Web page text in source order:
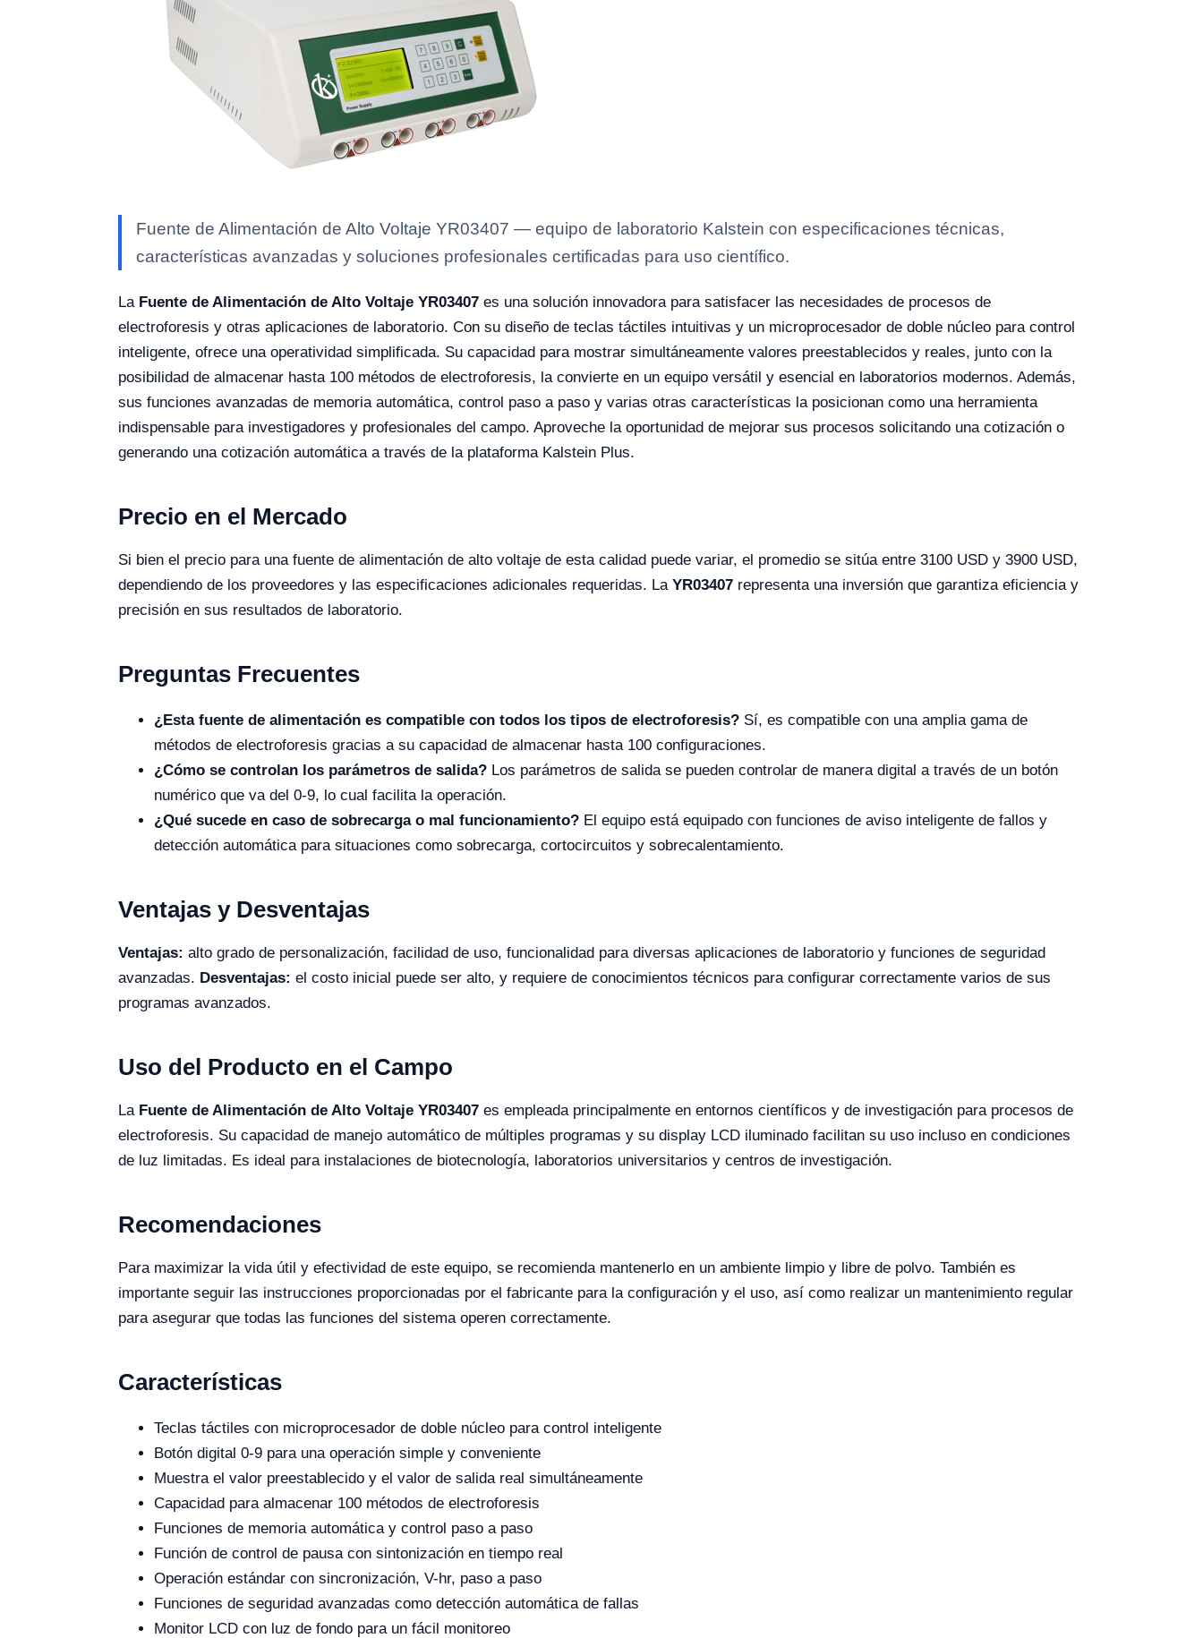
Fuente de Alimentación de Alto Voltaje YR03407 — equipo de laboratorio Kalstein con especificaciones técnicas,
características avanzadas y soluciones profesionales certificadas para uso científico.
La Fuente de Alimentación de Alto Voltaje YR03407 es una solución innovadora para satisfacer las necesidades de procesos de
electroforesis y otras aplicaciones de laboratorio. Con su diseño de teclas táctiles intuitivas y un microprocesador de doble núcleo para control
inteligente, ofrece una operatividad simplificada. Su capacidad para mostrar simultáneamente valores preestablecidos y reales, junto con la
posibilidad de almacenar hasta 100 métodos de electroforesis, la convierte en un equipo versátil y esencial en laboratorios modernos. Además,
sus funciones avanzadas de memoria automática, control paso a paso y varias otras características la posicionan como una herramienta
indispensable para investigadores y profesionales del campo. Aproveche la oportunidad de mejorar sus procesos solicitando una cotización o
generando una cotización automática a través de la plataforma Kalstein Plus.
Precio en el Mercado
Si bien el precio para una fuente de alimentación de alto voltaje de esta calidad puede variar, el promedio se sitúa entre 3100 USD y 3900 USD,
dependiendo de los proveedores y las especificaciones adicionales requeridas. La YR03407 representa una inversión que garantiza eficiencia y
precisión en sus resultados de laboratorio.
Preguntas Frecuentes
¿Esta fuente de alimentación es compatible con todos los tipos de electroforesis? Sí, es compatible con una amplia gama de
métodos de electroforesis gracias a su capacidad de almacenar hasta 100 configuraciones.
¿Cómo se controlan los parámetros de salida? Los parámetros de salida se pueden controlar de manera digital a través de un botón
numérico que va del 0-9, lo cual facilita la operación.
¿Qué sucede en caso de sobrecarga o mal funcionamiento? El equipo está equipado con funciones de aviso inteligente de fallos y
detección automática para situaciones como sobrecarga, cortocircuitos y sobrecalentamiento.
Ventajas y Desventajas
Ventajas: alto grado de personalización, facilidad de uso, funcionalidad para diversas aplicaciones de laboratorio y funciones de seguridad
avanzadas. Desventajas: el costo inicial puede ser alto, y requiere de conocimientos técnicos para configurar correctamente varios de sus
programas avanzados.
Uso del Producto en el Campo
La Fuente de Alimentación de Alto Voltaje YR03407 es empleada principalmente en entornos científicos y de investigación para procesos de
electroforesis. Su capacidad de manejo automático de múltiples programas y su display LCD iluminado facilitan su uso incluso en condiciones
de luz limitadas. Es ideal para instalaciones de biotecnología, laboratorios universitarios y centros de investigación.
Recomendaciones
Para maximizar la vida útil y efectividad de este equipo, se recomienda mantenerlo en un ambiente limpio y libre de polvo. También es
importante seguir las instrucciones proporcionadas por el fabricante para la configuración y el uso, así como realizar un mantenimiento regular
para asegurar que todas las funciones del sistema operen correctamente.
Características
Teclas táctiles con microprocesador de doble núcleo para control inteligente
Botón digital 0-9 para una operación simple y conveniente
Muestra el valor preestablecido y el valor de salida real simultáneamente
Capacidad para almacenar 100 métodos de electroforesis
Funciones de memoria automática y control paso a paso
Función de control de pausa con sintonización en tiempo real
Operación estándar con sincronización, V-hr, paso a paso
Funciones de seguridad avanzadas como detección automática de fallas
Monitor LCD con luz de fondo para un fácil monitoreo